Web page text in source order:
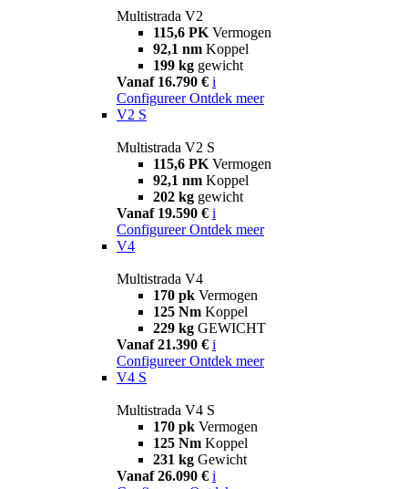
Multistrada V2
115,6 PK Vermogen
92,1 nm Koppel
199 kg gewicht
Vanaf 16.790 € i
Configureer Ontdek meer
V2 S
Multistrada V2 S
115,6 PK Vermogen
92,1 nm Koppel
202 kg gewicht
Vanaf 19.590 € i
Configureer Ontdek meer
V4
Multistrada V4
170 pk Vermogen
125 Nm Koppel
229 kg GEWICHT
Vanaf 21.390 € i
Configureer Ontdek meer
V4 S
Multistrada V4 S
170 pk Vermogen
125 Nm Koppel
231 kg Gewicht
Vanaf 26.090 € i